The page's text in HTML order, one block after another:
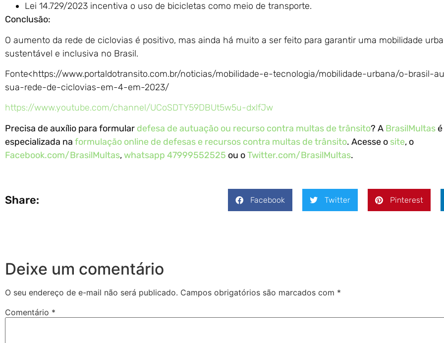
Lei 14.729/2023 incentiva o uso de bicicletas como meio de transporte.
Conclusão:
O aumento da rede de ciclovias é positivo, mas ainda há muito a ser feito para garantir uma mobilidade
sustentável e inclusiva no Brasil.
Fonte<https://www.portaldotransito.com.br/noticias/mobilidade-e-tecnologia/mobilidade-urbana/o-brasil-
sua-rede-de-ciclovias-em-4-em-2023/
https://www.youtube.com/channel/UCoSDTY59DBUt5w5u-dxlfJw
Precisa de auxílio para formular defesa de autuação ou recurso contra multas de trânsito? A BrasilMultasé
especializada na formulação online de defesas e recursos contra multas de trânsito. Acesse o site, o
Facebook.com/BrasilMultas,whatsapp 47999552525 ou oTwitter.com/BrasilMultas.
Share: Facebook Twitter Pinterest
Deixe um comentário
O seu endereço de e-mail não será publicado. Campos obrigatórios são marcados com *
Comentário *